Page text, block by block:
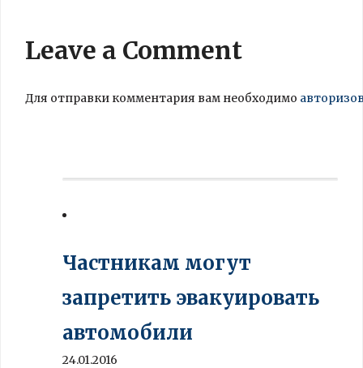
Leave a Comment
Для отправки комментария вам необходимо
Частникам могут
запретить эвакуировать
автомобили
24.01.2016